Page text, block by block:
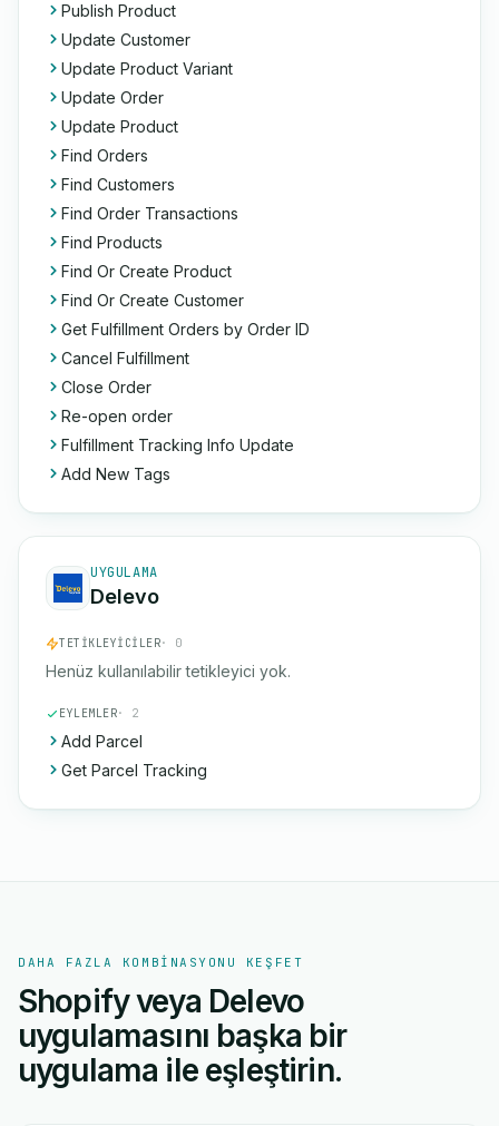
Publish Product
Update Customer
Update Product Variant
Update Order
Update Product
Find Orders
Find Customers
Find Order Transactions
Find Products
Find Or Create Product
Find Or Create Customer
Get Fulfillment Orders by Order ID
Cancel Fulfillment
Close Order
Re-open order
Fulfillment Tracking Info Update
Add New Tags
UYGULAMA
Delevo
TETIKLEYICILER· 0
Henüz kullanılabilir tetikleyici yok.
EYLEMLER· 2
Add Parcel
Get Parcel Tracking
DAHA FAZLA KOMBINASYONU KEŞFET
Shopify veya Delevo
uygulamasını başka bir
uygulama ile eşleştirin.